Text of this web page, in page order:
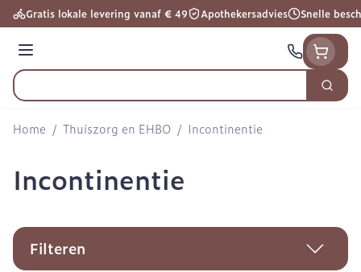
Ga naar de inhoud
Gratis lokale levering vanaf € 49 Apothekersadvies Snelle
Menu
Product, merk, categorie...
Zoek
Home / Thuiszorg en EHBO / Incontinentie
Incontinentie
Filteren